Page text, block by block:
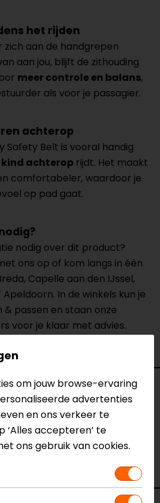
het rijden
zich aan de handgrepen
aan jou, blijft de zithouding
meer controle en balans,
als voor je passagier.
achterop
Safety Belt is vooral handig
kind achterop rijdt. Het maakt
comfortabeler, waardoor je
op pad gaat.
nodig over dit product?
ons op of kom langs in één
Capelle aan den IJssel,
Apeldoorn. In de winkels kun je
passen en staan onze
voor je klaar met advies.
Belt
om jouw browse-ervaring
advertenties
en ons verkeer te
‘Alles accepteren’ te
ons gebruik van cookies.